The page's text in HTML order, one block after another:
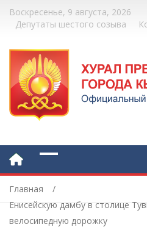
Воскресенье, 9 августа, 2026
Депутаты шестого созыва
Главная
Енисейскую дамбу в столице
велосипедную дорожку